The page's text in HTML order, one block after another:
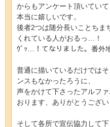
からもアンケート頂いていて
本当に嬉しいです。
後者2つは随分長いことちま
くれている人がおるっ…！
ｳﾞｯ…！てなりました。番外
普通に描いているだけでは
ンスもなかったろうに、
声をかけて下さったアルフ
おります、ありがとうござい
そして各所で宣伝協力して